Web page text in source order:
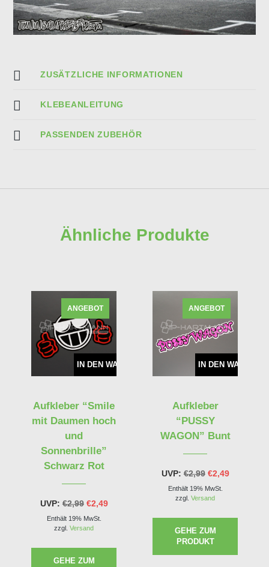
ZUSÄTZLICHE INFORMATIONEN
KLEBEANLEITUNG
PASSENDEN ZUBEHÖR
Ähnliche Produkte
IN DEN WARENKORB
ANGEBOT
Aufkleber “Smile
mit Daumen hoch
und
Sonnenbrille”
Schwarz Rot
UVP: €2,99 Ursprünglicher
war:
€2,99
€2,49Aktueller
Enthält 19% MwSt.
zzgl.Versand
GEHE ZUM
IN DEN
ANGEBOT
Aufkleber
“PUSSY
WAGON” Bunt
UVP: €2,99 Ursprünglicher
war:
€2,99
€2,49Aktueller
Enthält 19% MwSt.
zzgl.Versand
GEHE ZUM
PRODUKT